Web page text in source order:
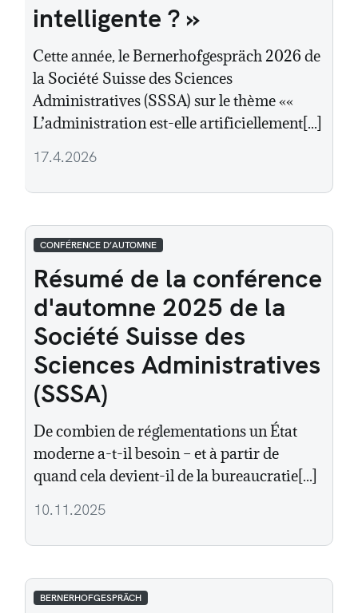
intelligente ? »
Cette année, le Bernerhofgespräch 2026 de
la Société Suisse des Sciences
Administratives (SSSA) sur le thème ««
L’administration est-elle artificiellement[...]
17.4.2026
CONFÉRENCE D’AUTOMNE
Résumé de la conférence
d'automne 2025 de la
Société Suisse des
Sciences Administratives
(SSSA)
De combien de réglementations un État
moderne a-t-il besoin – et à partir de
quand cela devient-il de la bureaucratie[...]
10.11.2025
BERNERHOFGESPRÄCH